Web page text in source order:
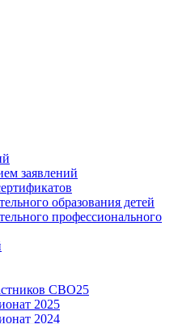
заявлений
образования детей
профессионального
СВО25
2025
2024